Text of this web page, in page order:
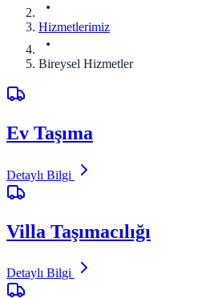
Hizmetlerimiz
Bireysel Hizmetler
Ev Taşıma
Detaylı Bilgi
Villa Taşımacılığı
Detaylı Bilgi